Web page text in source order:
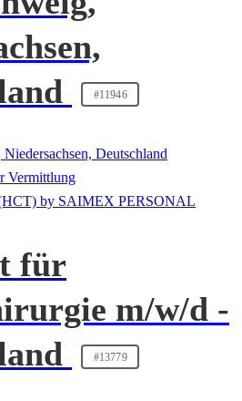
#11946
Deutschland
Vermittlung
für
m/w/d -
#13779